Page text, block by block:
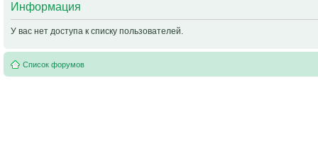
Информация
У вас нет доступа к списку пользователей.
Список форумов